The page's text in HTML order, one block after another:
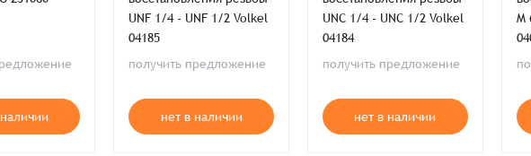
Комментарий
Введите слово на картинке*
вы принимаете положенияПользовательского соглашения, Публичной
оферты
Отправить
UNF 1/4 - UNF 1/2 Volkel
04185
получить предложение
нет в наличии
UNC 1/4 - UNC 1/2 Volkel
04184
получить предложение
нет в наличии
M